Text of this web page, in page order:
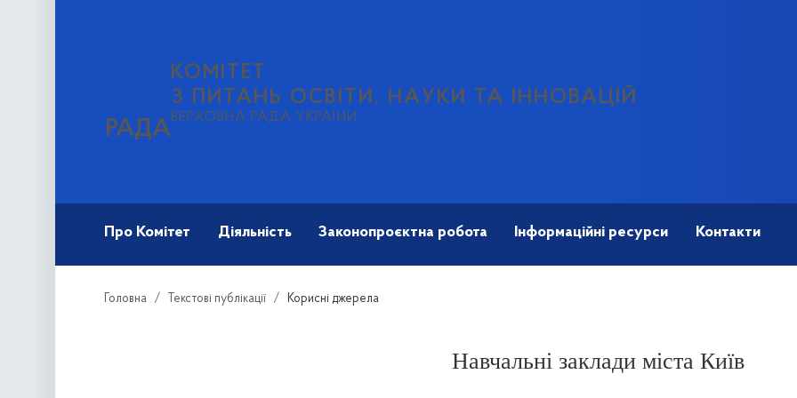
РАДА
КОМІТЕТ
З ПИТАНЬ ОСВІТИ, НАУКИ ТА ІННОВАЦІЙ
ВЕРХОВНА РАДА УКРАЇНИ
Про Комітет Діяльність Законопроєктна робота Інформаційні ресурси Контакти
Головна Текстові публікації Корисні джерела
Навчальні заклади міста Київ